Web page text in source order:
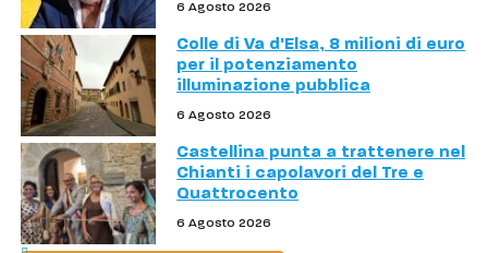
6 Agosto 2026
Colle di Va d'Elsa, 8 milioni di euro
per il potenziamento
illuminazione pubblica
6 Agosto 2026
Castellina punta a trattenere nel
Chianti i capolavori del Tre e
Quattrocento
6 Agosto 2026